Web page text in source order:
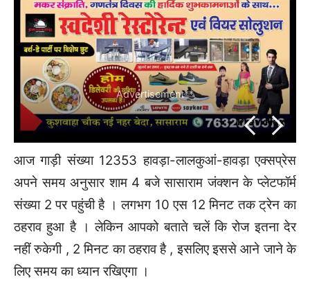
Advertisement**
Prev
ious
Next
Prev
ious
Next
आज गाड़ी संख्या 12353 हावड़ा-लालकुआं-हावड़ा एक्सप्रेस
अपने समय अनुसार शाम 4 बजे सासाराम जंक्शन के प्लेटफॉर्म
संख्या 2 पर पहुंची है । लगभग 10 एस 12 मिनट तक ट्रेन का
ठहराव हुआ है । लेकिन आपको बताते चलें कि रोज इतना देर
नहीं रुकेगी , 2 मिनट का ठहराव है , इसलिए इससे आने जाने के
लिए समय का ध्यान रखिएगा ।